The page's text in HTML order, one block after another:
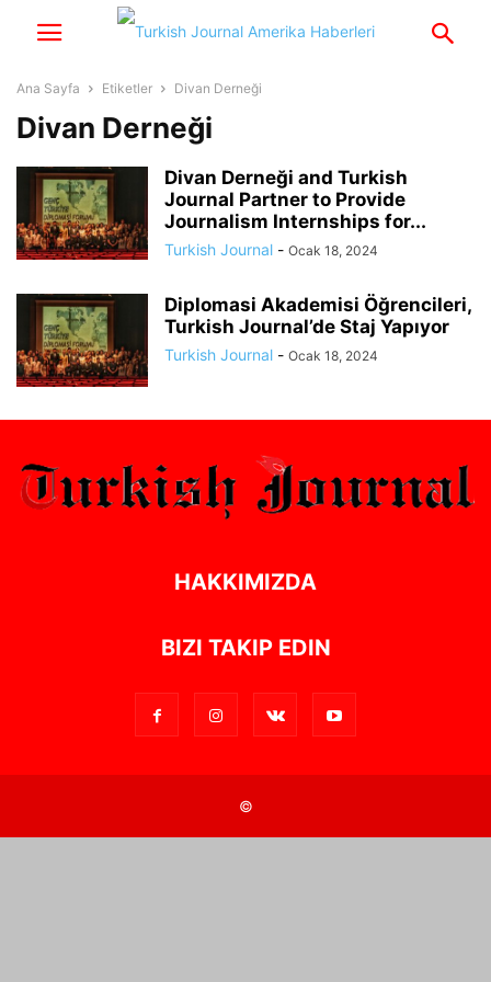
Ana Sayfa Etiketler Divan Derneği
Divan Derneği
Divan Derneği and Turkish
Journal Partner to Provide
Journalism Internships for...
Turkish Journal - Ocak 18, 2024
Diplomasi Akademisi Öğrencileri,
Turkish Journal’de Staj Yapıyor
Turkish Journal - Ocak 18, 2024
HAKKIMIZDA
BIZI TAKIP EDIN
©